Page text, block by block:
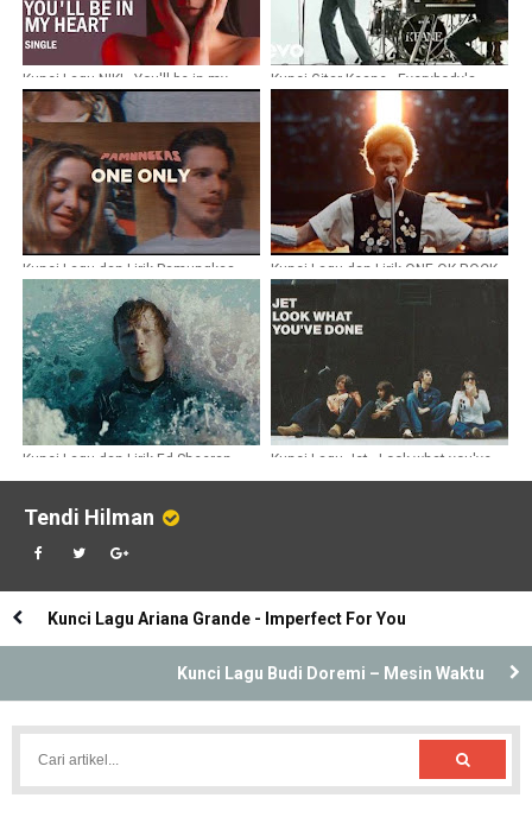
Kunci Lagu NIKI - You'll be in my
heart
Kunci Gitar Keane - Everybody's
Changing
Kunci Lagu dan Lirik Pamungkas -
One Only
Kunci Lagu dan Lirik ONE OK ROCK -
Renegades
Kunci Lagu dan Lirik Ed Sheeran -
Kunci Lagu Jet - Look what you've
Tendi Hilman
Kunci Lagu Ariana Grande - Imperfect For You
Kunci Lagu Budi Doremi – Mesin Waktu